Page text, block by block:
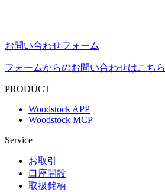
お問い合わせフォーム
フォームからのお問い合わせはこちら
PRODUCT
Woodstock APP
Woodstock MCP
Service
お取引
口座開設
取扱銘柄